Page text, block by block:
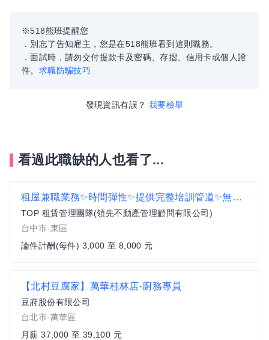
※518熊班提醒您
．別忘了告知雇主，您是在518熊班看到這則職務。
．面試時，請勿交付提款卡及密碼、存摺、信用卡或個人證
件。 求職防騙技巧
發現資訊有誤？ 我要檢舉
看過此職缺的人也看了...
租屋兼職業務✨時間彈性✨提供完整培訓管道✨無經驗可
TOP 租賃管理團隊(領先不動產管理顧問有限公司)
台中市-東區
論件計酬(每件) 3,000 至 8,000 元
【北村豆腐家】萬華桂林店-廚務專員
豆府股份有限公司
台北市-萬華區
月薪 37,000 至 39,100 元